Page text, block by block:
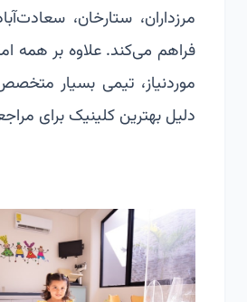
مرزداران، ستارخان،
فراهم می‌کند. علاوه بر همه
موردنیاز، تیمی بسیار
دلیل بهترین کلینیک برای